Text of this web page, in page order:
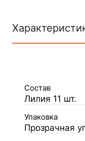
Состав
Лилия 11 шт.
Упаковка
Прозрачная